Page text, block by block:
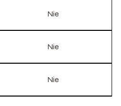
Nie
Nie
Nie